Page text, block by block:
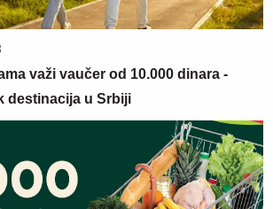
važi vaučer od 10.000 dinara -
destinacija u Srbiji